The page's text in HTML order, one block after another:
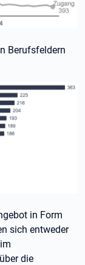
Berufsfeldern
in Form
sich entweder
die